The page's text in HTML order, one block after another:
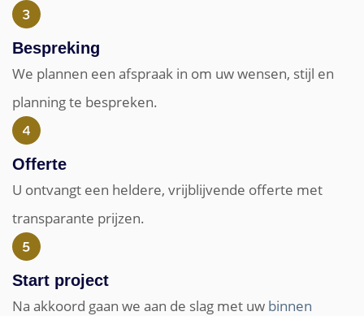
Bespreking
We plannen een afspraak in om uw wensen, stijl en
planning te bespreken.
Offerte
U ontvangt een heldere, vrijblijvende offerte met
transparante prijzen.
Start project
Na akkoord gaan we aan de slag met uw binnen